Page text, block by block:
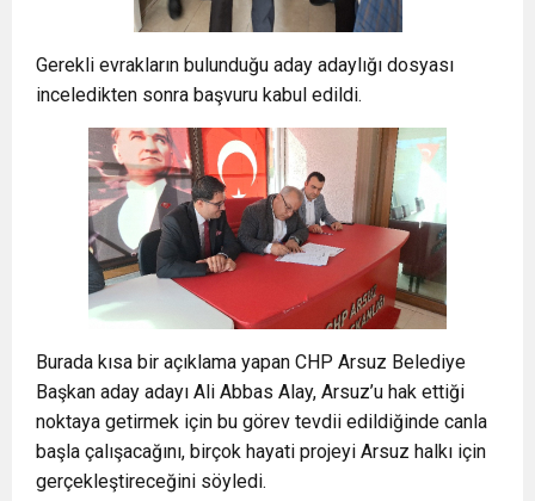
Gerekli evrakların bulunduğu aday adaylığı dosyası
inceledikten sonra başvuru kabul edildi.
Burada kısa bir açıklama yapan CHP Arsuz Belediye
Başkan aday adayı Ali Abbas Alay, Arsuz’u hak ettiği
noktaya getirmek için bu görev tevdii edildiğinde canla
başla çalışacağını, birçok hayati projeyi Arsuz halkı için
gerçekleştireceğini söyledi.